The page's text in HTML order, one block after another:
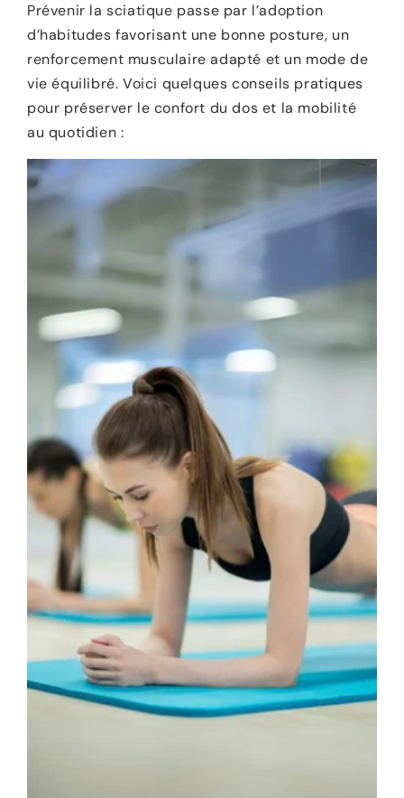
Prévenir la sciatique passe par l’adoption
d’habitudes favorisant une bonne posture, un
renforcement musculaire adapté et un mode de
vie équilibré. Voici quelques conseils pratiques
pour préserver le confort du dos et la mobilité
au quotidien :